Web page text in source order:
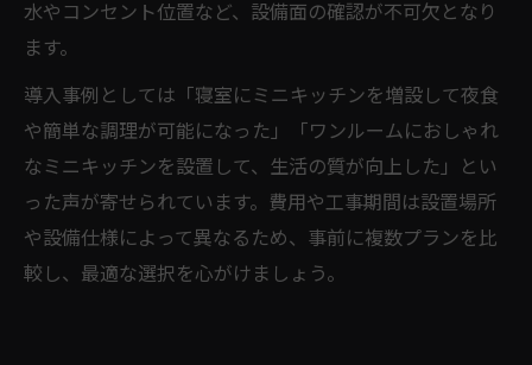
水やコンセント位置など、設備面の確認が不可欠となり
ます。
導入事例としては「寝室にミニキッチンを増設して夜食
や簡単な調理が可能になった」「ワンルームにおしゃれ
なミニキッチンを設置して、生活の質が向上した」とい
った声が寄せられています。費用や工事期間は設置場所
や設備仕様によって異なるため、事前に複数プランを比
較し、最適な選択を心がけましょう。